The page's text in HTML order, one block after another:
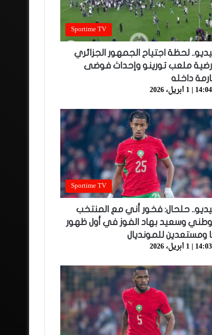
Sportime TV
لحظة اجتياح الجمهور الجزائري
ملعب تورينو وإحداث فوضى
داخله
14:04 | 1 أبريل، 2026
Sportime TV
حلحال: فخور أني مع المنتخب
وسعيد بهاد الفوز في أول ظهور
ومستعدين للمونديال
14:03 | 1 أبريل، 2026